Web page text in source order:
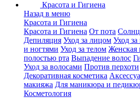
Красота и Гигиена
Назад в меню
Красота и Гигиена
Красота и Гигиена От пота
Депиляция Уход за лицом Уход
и ногтями Уход за телом Женская
полостью рта Выпадение волос
Уход за волосами Против перхоти
Декоративная косметика
макияжа Для маникюра и
Косметология